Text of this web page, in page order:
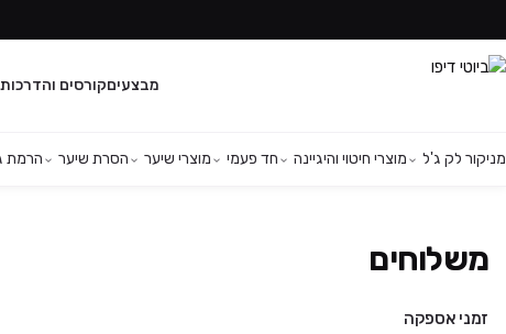
מבצעיםקורסים והדרכות
מניקור לק ג'ל מוצרי חיטוי והיגיינה חד פעמי מוצרי שיער הסרת שיער הרמת
משלוחים
זמני אספקה